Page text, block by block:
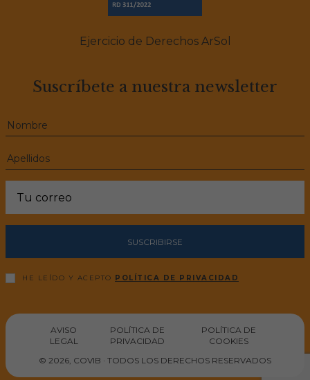
Ejercicio de Derechos ArSol
Suscríbete a nuestra newsletter
SUSCRIBIRSE
HE LEÍDO Y ACEPTO POLÍTICA DE PRIVACIDAD
AVISO
LEGAL
POLÍTICA DE
PRIVACIDAD
POLÍTICA DE
COOKIES
© 2026, COVIB · TODOS LOS DERECHOS RESERVADOS